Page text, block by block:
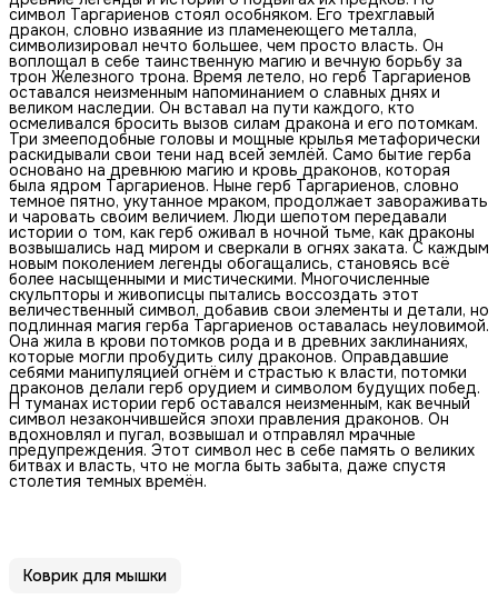
символ Таргариенов стоял особняком. Его трехглавый
дракон, словно изваяние из пламенеющего металла,
символизировал нечто большее, чем просто власть. Он
воплощал в себе таинственную магию и вечную борьбу за
трон Железного трона. Время летело, но герб Таргариенов
оставался неизменным напоминанием о славных днях и
великом наследии. Он вставал на пути каждого, кто
осмеливался бросить вызов силам дракона и его потомкам.
Три змееподобные головы и мощные крылья метафорически
раскидывали свои тени над всей землёй. Само бытие герба
основано на древнюю магию и кровь драконов, которая
была ядром Таргариенов. Ныне герб Таргариенов, словно
темное пятно, укутанное мраком, продолжает завораживать
и чаровать своим величием. Люди шепотом передавали
истории о том, как герб оживал в ночной тьме, как драконы
возвышались над миром и сверкали в огнях заката. С каждым
новым поколением легенды обогащались, становясь всё
более насыщенными и мистическими. Многочисленные
скульпторы и живописцы пытались воссоздать этот
величественный символ, добавив свои элементы и детали, но
подлинная магия герба Таргариенов оставалась неуловимой.
Она жила в крови потомков рода и в древних заклинаниях,
которые могли пробудить силу драконов. Оправдавшие
себями манипуляцией огнём и страстью к власти, потомки
драконов делали герб орудием и символом будущих побед.
Н туманах истории герб оставался неизменным, как вечный
символ незакончившейся эпохи правления драконов. Он
вдохновлял и пугал, возвышал и отправлял мрачные
предупреждения. Этот символ нес в себе память о великих
битвах и власть, что не могла быть забыта, даже спустя
столетия темных времён.
Коврик для мышки